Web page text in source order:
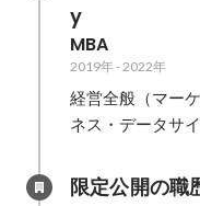
y
MBA
2019年- 2022年
経営全般（マー
ネス・データサ
限定公開の職